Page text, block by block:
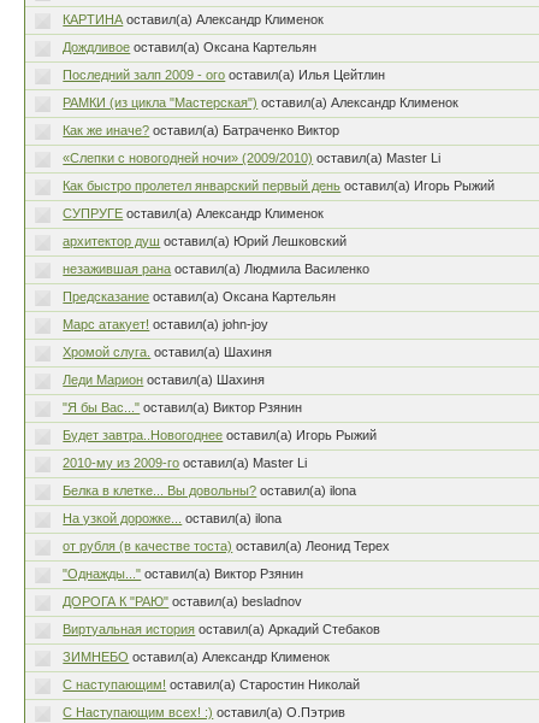
КАРТИНА оставил(а) Александр Клименок
Дождливое оставил(а) Оксана Картельян
Последний залп 2009 - ого оставил(а) Илья Цейтлин
РАМКИ (из цикла "Мастерская") оставил(а) Александр Клименок
Как же иначе? оставил(а) Батраченко Виктор
«Слепки с новогодней ночи» (2009/2010) оставил(а) Master Li
Как быстро пролетел январский первый день оставил(а) Игорь Рыжий
СУПРУГЕ оставил(а) Александр Клименок
архитектор душ оставил(а) Юрий Лешковский
незажившая рана оставил(а) Людмила Василенко
Предсказание оставил(а) Оксана Картельян
Марс атакует! оставил(а) john-joy
Хромой слуга. оставил(а) Шахиня
Леди Марион оставил(а) Шахиня
"Я бы Вас..." оставил(а) Виктор Рзянин
Будет завтра..Новогоднее оставил(а) Игорь Рыжий
2010-му из 2009-го оставил(а) Master Li
Белка в клетке... Вы довольны? оставил(а) ilona
На узкой дорожке...
оставил(а) ilona
от рубля (в качестве тоста) оставил(а) Леонид Терех
"Однажды..." оставил(а) Виктор Рзянин
ДОРОГА К "РАЮ" оставил(а) besladnov
Виртуальная история оставил(а) Аркадий Стебаков
ЗИМНЕБО оставил(а) Александр Клименок
С наступающим! оставил(а) Старостин Николай
С Наступающим всех! :) оставил(а) О.Пэтрив